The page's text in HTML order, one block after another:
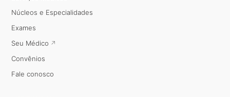
Núcleos e Especialidades
Exames
Seu Médico
Convênios
Fale conosco